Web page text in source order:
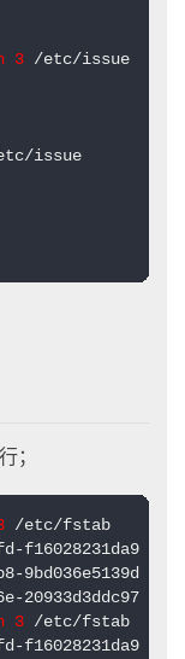
3 /etc/issue
issue
；
/etc/fstab
f16028231da9
9bd036e5139d /
20933d3ddc97
3 /etc/fstab
f16028231da9